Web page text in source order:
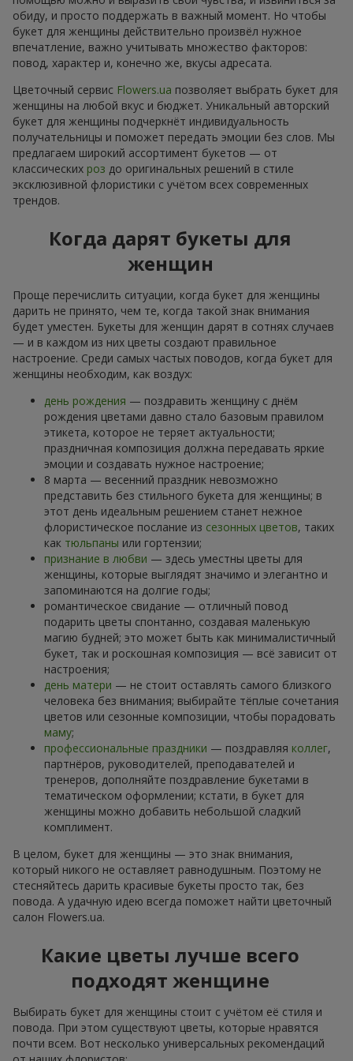
обиду, и просто поддержать в важный момент. Но чтобы
букет для женщины действительно произвёл нужное
впечатление, важно учитывать множество факторов:
повод, характер и, конечно же, вкусы адресата.
Цветочный сервис Flowers.ua позволяет выбрать букет для
женщины на любой вкус и бюджет. Уникальный авторский
букет для женщины подчеркнёт индивидуальность
получательницы и поможет передать эмоции без слов. Мы
предлагаем широкий ассортимент букетов — от
классических роз до оригинальных решений в стиле
эксклюзивной флористики с учётом всех современных
трендов.
Когда дарят букеты для
женщин
Проще перечислить ситуации, когда букет для женщины
дарить не принято, чем те, когда такой знак внимания
будет уместен. Букеты для женщин дарят в сотнях случаев
— и в каждом из них цветы создают правильное
настроение. Среди самых частых поводов, когда букет для
женщины необходим, как воздух:
день рождения — поздравить женщину с днём
рождения цветами давно стало базовым правилом
этикета, которое не теряет актуальности;
праздничная композиция должна передавать яркие
эмоции и создавать нужное настроение;
8 марта — весенний праздник невозможно
представить без стильного букета для женщины; в
этот день идеальным решением станет нежное
флористическое послание из сезонных цветов, таких
как тюльпаны или гортензии;
признание в любви — здесь уместны цветы для
женщины, которые выглядят значимо и элегантно и
запоминаются на долгие годы;
романтическое свидание — отличный повод
подарить цветы спонтанно, создавая маленькую
магию будней; это может быть как минималистичный
букет, так и роскошная композиция — всё зависит от
настроения;
день матери — не стоит оставлять самого близкого
человека без внимания; выбирайте тёплые сочетания
цветов или сезонные композиции, чтобы порадовать
маму;
профессиональные праздники — поздравляя коллег,
партнёров, руководителей, преподавателей и
тренеров, дополняйте поздравление букетами в
тематическом оформлении; кстати, в букет для
женщины можно добавить небольшой сладкий
комплимент.
В целом, букет для женщины — это знак внимания,
который никого не оставляет равнодушным. Поэтому не
стесняйтесь дарить красивые букеты просто так, без
повода. А удачную идею всегда поможет найти цветочный
салон Flowers.ua.
Какие цветы лучше всего
подходят женщине
Выбирать букет для женщины стоит с учётом её стиля и
повода. При этом существуют цветы, которые нравятся
почти всем. Вот несколько универсальных рекомендаций